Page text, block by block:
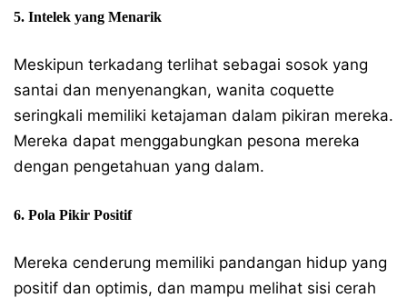
5. Intelek yang Menarik
Meskipun terkadang terlihat sebagai sosok yang
santai dan menyenangkan, wanita coquette
seringkali memiliki ketajaman dalam pikiran mereka.
Mereka dapat menggabungkan pesona mereka
dengan pengetahuan yang dalam.
6. Pola Pikir Positif
Mereka cenderung memiliki pandangan hidup yang
positif dan optimis, dan mampu melihat sisi cerah